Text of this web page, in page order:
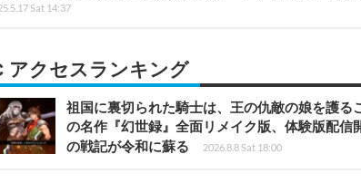
Sat 14:37
アクセスランキング
祖国に裏切られた騎士は、王の仇敵の娘を護
の名作『幻世録』全面リメイク版、体験版配
の戦記が令和に蘇る
2026.8.8 Sat 18:00